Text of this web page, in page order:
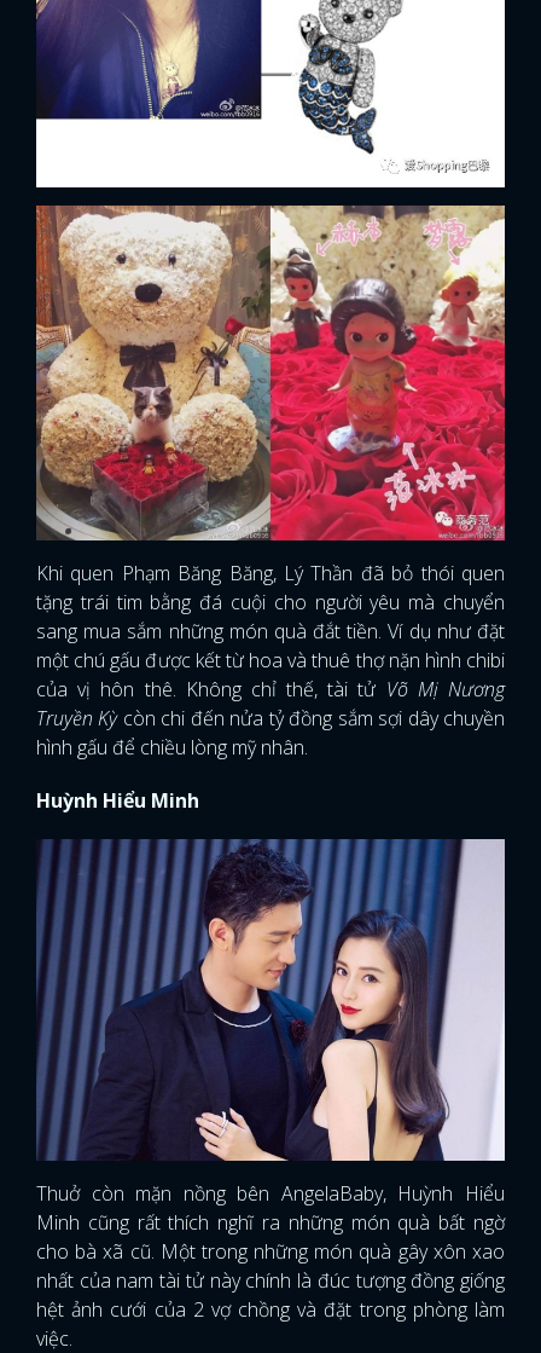
Khi quen Phạm Băng Băng, Lý Thần đã bỏ thói quen
tặng trái tim bằng đá cuội cho người yêu mà chuyển
sang mua sắm những món quà đắt tiền. Ví dụ như đặt
một chú gấu được kết từ hoa và thuê thợ nặn hình chibi
của vị hôn thê. Không chỉ thế, tài tử Võ Mị Nương
Truyền Kỳ còn chi đến nửa tỷ đồng sắm sợi dây chuyền
hình gấu để chiều lòng mỹ nhân.
Huỳnh Hiểu Minh
Thuở còn mặn nồng bên AngelaBaby, Huỳnh Hiểu
Minh cũng rất thích nghĩ ra những món quà bất ngờ
cho bà xã cũ. Một trong những món quà gây xôn xao
nhất của nam tài tử này chính là đúc tượng đồng giống
hệt ảnh cưới của 2 vợ chồng và đặt trong phòng làm
việc.